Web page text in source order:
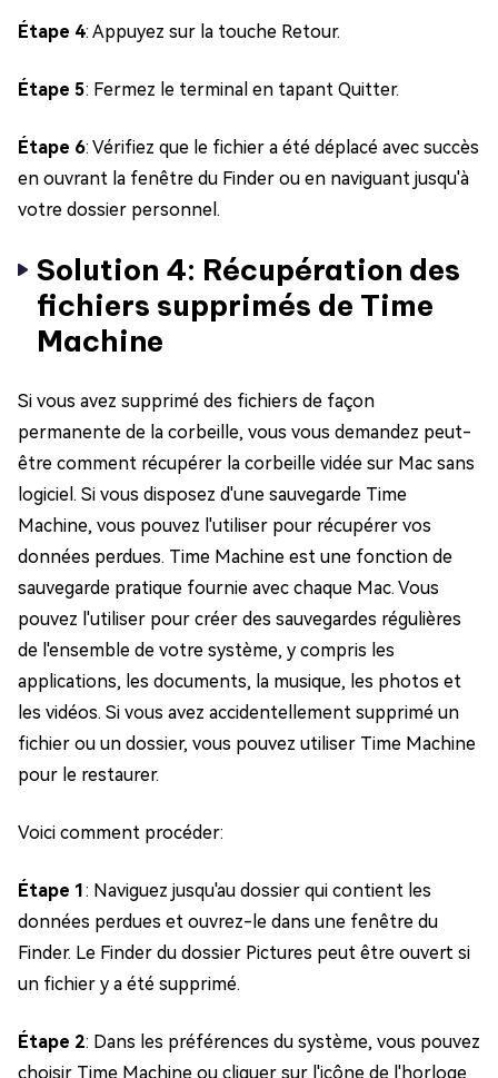
Étape 4: Appuyez sur la touche Retour.
Étape 5: Fermez le terminal en tapant Quitter.
Étape 6: Vérifiez que le fichier a été déplacé avec succès
en ouvrant la fenêtre du Finder ou en naviguant jusqu'à
votre dossier personnel.
Solution 4: Récupération des
fichiers supprimés de Time
Machine
Si vous avez supprimé des fichiers de façon
permanente de la corbeille, vous vous demandez peut-
être comment récupérer la corbeille vidée sur Mac sans
logiciel. Si vous disposez d'une sauvegarde Time
Machine, vous pouvez l'utiliser pour récupérer vos
données perdues. Time Machine est une fonction de
sauvegarde pratique fournie avec chaque Mac. Vous
pouvez l'utiliser pour créer des sauvegardes régulières
de l'ensemble de votre système, y compris les
applications, les documents, la musique, les photos et
les vidéos. Si vous avez accidentellement supprimé un
fichier ou un dossier, vous pouvez utiliser Time Machine
pour le restaurer.
Voici comment procéder:
Étape 1: Naviguez jusqu'au dossier qui contient les
données perdues et ouvrez-le dans une fenêtre du
Finder. Le Finder du dossier Pictures peut être ouvert si
un fichier y a été supprimé.
Étape 2: Dans les préférences du système, vous pouvez
choisir Time Machine ou cliquer sur l'icône de l'horloge